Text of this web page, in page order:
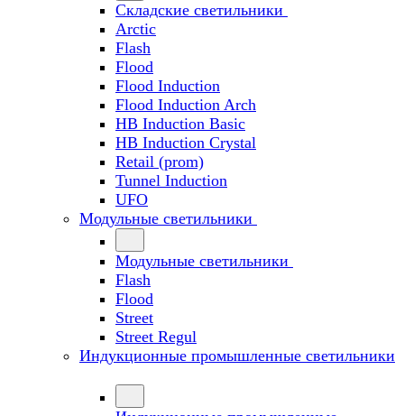
Складские светильники
Arctic
Flash
Flood
Flood Induction
Flood Induction Arch
HB Induction Basic
HB Induction Crystal
Retail (prom)
Tunnel Induction
UFO
Модульные светильники
Модульные светильники
Flash
Flood
Street
Street Regul
Индукционные промышленные светильники